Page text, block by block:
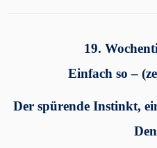
19.
Einfach so –
Der spürende Instinkt,